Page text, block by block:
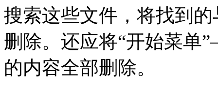
搜索这些文件，将找到
删除。还应将“开始菜单
的内容全部删除。